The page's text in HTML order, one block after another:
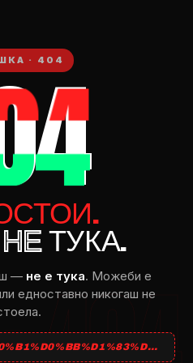
· 404
ТУКА.
— не e тука. Можеби e
едноставно никогаш не
URL: /product/replay-%D0%B1%D0%BB%D1%83%D0%B7%D0%BE%D0%BD/